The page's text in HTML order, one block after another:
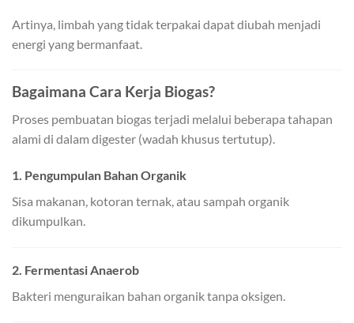
Artinya, limbah yang tidak terpakai dapat diubah menjadi
energi yang bermanfaat.
Bagaimana Cara Kerja Biogas?
Proses pembuatan biogas terjadi melalui beberapa tahapan
alami di dalam digester (wadah khusus tertutup).
1. Pengumpulan Bahan Organik
Sisa makanan, kotoran ternak, atau sampah organik
dikumpulkan.
2. Fermentasi Anaerob
Bakteri menguraikan bahan organik tanpa oksigen.